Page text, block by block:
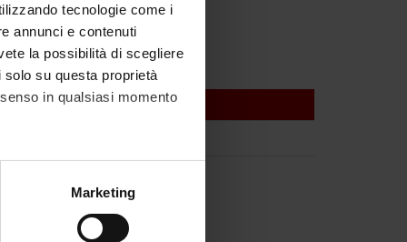
tecnologie come i
annunci e contenuti
la possibilità di scegliere
su questa proprietà
in qualsiasi momento
metro,Marketing